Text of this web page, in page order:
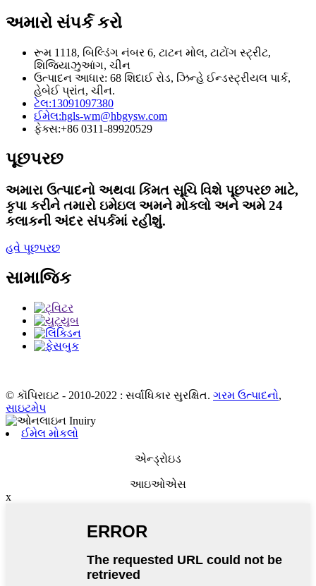
અમારો સંપર્ક કરો
રૂમ 1118, બિલ્ડિંગ નંબર 6, ટાટન મોલ, ટાટોંગ સ્ટ્રીટ,
શિજિયાઝુઆંગ, ચીન
ઉત્પાદન આધાર: 68 શિદાઈ રોડ, ઝિન્હે ઈન્ડસ્ટ્રીયલ પાર્ક,
હેબેઈ પ્રાંત, ચીન.
ટેલ:13091097380
ઈમેલ:hgls-wm@hbgysw.com
ફેક્સ:+86 0311-89920529
પૂછપરછ
અમારા ઉત્પાદનો અથવા કિંમત સૂચિ વિશે પૂછપરછ માટે,
કૃપા કરીને તમારો ઇમેઇલ અમને મોકલો અને અમે 24
કલાકની અંદર સંપર્કમાં રહીશું.
હવે પૂછપરછ
સામાજિક
© કૉપિરાઇટ - 2010-2022 : સર્વાધિકાર સુરક્ષિત. ગરમ ઉત્પાદનો,
સાઇટમેપ
ઈમેલ મોકલો
એન્ડ્રોઇડ
આઇઓએસ
x